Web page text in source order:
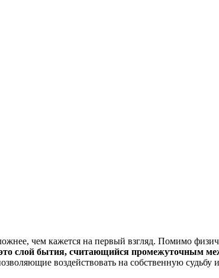
чем кажется на первый взгляд. Помимо
слой бытия, считающийся промежуточным
воздействовать на собственную